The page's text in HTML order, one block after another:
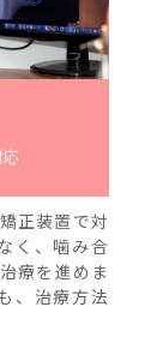
正装置で対
く、噛み合
療を進めま
、治療方法